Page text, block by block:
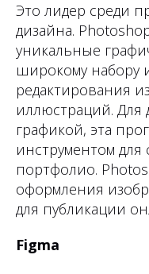
Это лидер среди
дизайна.
уникальные
широкому набору
редактирования
иллюстраций. Для
графикой, эта
инструментом
портфолио.
оформления
для публикации
Figma